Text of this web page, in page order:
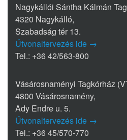
Nagykállói Sántha Kálmán
4320 Nagykálló,
Szabadság tér 13.
Útvonaltervezés ide →
Tel.: +36 42/563-800
Vásárosnaményi Tagkórház
4800 Vásárosnamény,
Ady Endre u. 5.
Útvonaltervezés ide →
Tel.: +36 45/570-770